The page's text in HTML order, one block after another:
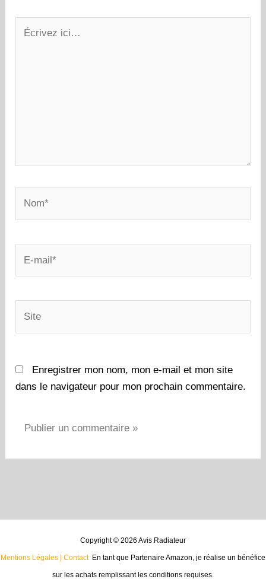
Enregistrer mon nom, mon e-mail et mon site
dans le navigateur pour mon prochain commentaire.
Copyright © 2026 Avis Radiateur
Mentions Légales | Contact En tant que Partenaire Amazon, je réalise un bénéfice
sur les achats remplissant les conditions requises.